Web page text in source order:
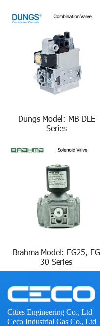
Dungs Model: MB-DLE
Series
Brahma Model: EG25, EG
30 Series
Cities Engineering Co., Ltd
Ceco Industrial Gas Co., Ltd